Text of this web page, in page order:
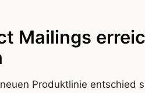
Mailings
Produktlinie entschied